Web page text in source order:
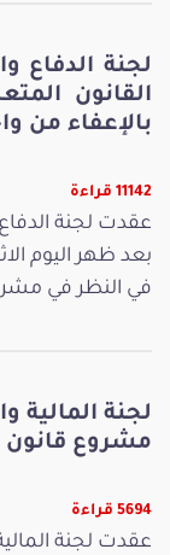
لجنة الدفاع
القانون
بالإعفاء من
11142 قراءة
عقدت لجنة
في النظر في مشروع
لجنة المالية
مشروع قانون
5694 قراءة